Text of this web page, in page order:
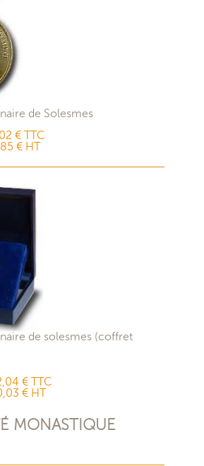
de Solesmes
€ TTC
€ HT
de solesmes (coffret
€ TTC
€ HT
MONASTIQUE